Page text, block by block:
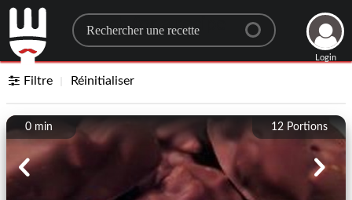
Search for a recipe
Login
Filtre Réinitialiser
12 Portions
0 min